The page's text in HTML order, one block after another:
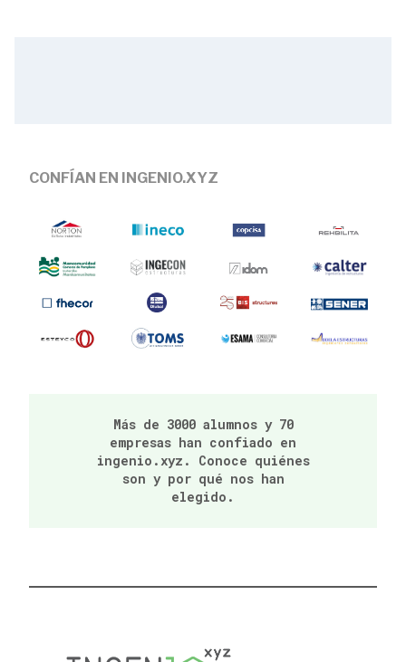
CONFÍAN EN INGENIO.XYZ
Más de 3000 alumnos y 70
empresas han confiado en
ingenio.xyz. Conoce quiénes
son y por qué nos han
elegido.